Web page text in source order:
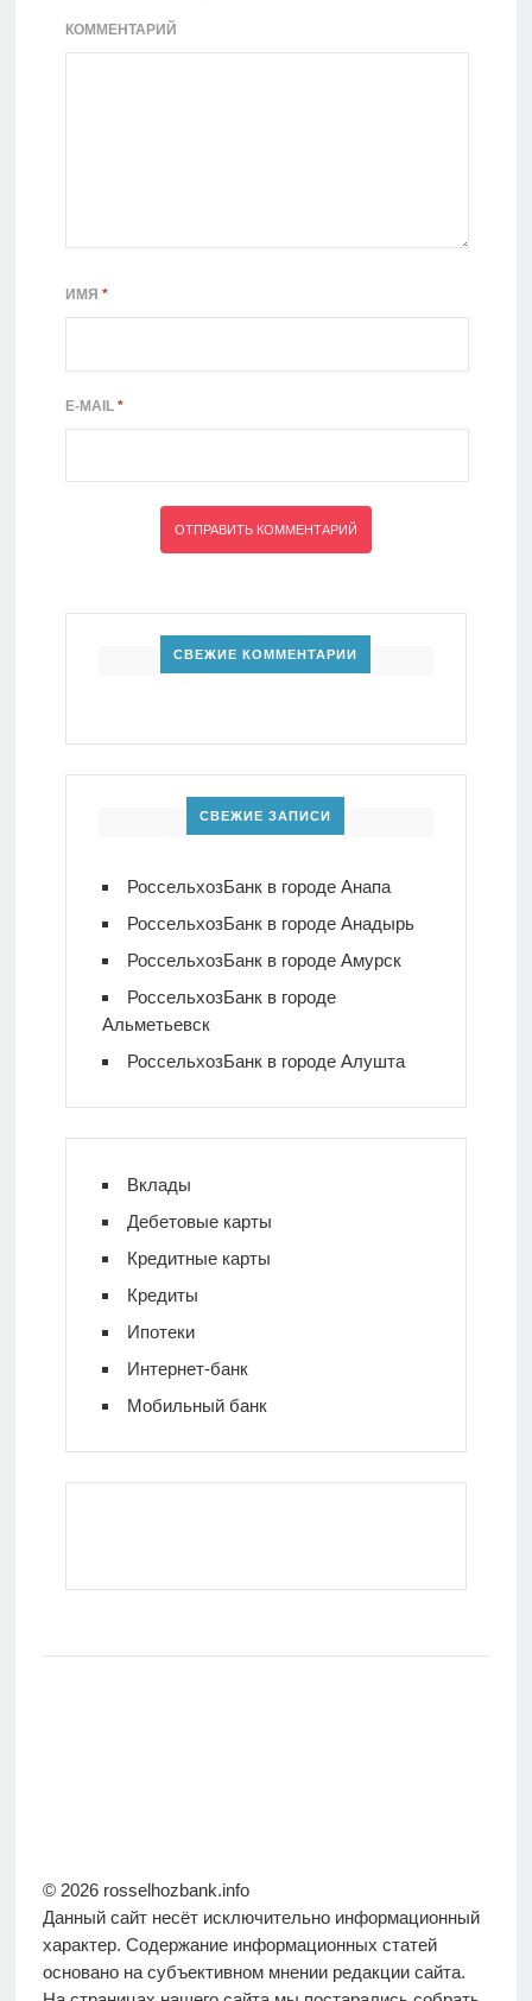
КОММЕНТАРИЙ
ИМЯ *
E-MAIL *
СВЕЖИЕ КОММЕНТАРИИ
СВЕЖИЕ ЗАПИСИ
РоссельхозБанк в городе Анапа
РоссельхозБанк в городе Анадырь
РоссельхозБанк в городе Амурск
РоссельхозБанк в городе
Альметьевск
РоссельхозБанк в городе Алушта
Вклады
Дебетовые карты
Кредитные карты
Кредиты
Ипотеки
Интернет-банк
Мобильный банк
© 2026 rosselhozbank.info
Данный сайт несёт исключительно информационный
характер. Содержание информационных статей
основано на субъективном мнении редакции сайта.